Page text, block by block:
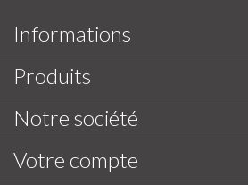
Informations
Produits
Notre société
Votre compte